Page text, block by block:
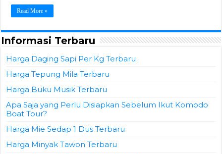
Read More »
Informasi Terbaru
Harga Daging Sapi Per Kg Terbaru
Harga Tepung Mila Terbaru
Harga Buku Musik Terbaru
Apa Saja yang Perlu Disiapkan Sebelum Ikut Komodo
Boat Tour?
Harga Mie Sedap 1 Dus Terbaru
Harga Minyak Tawon Terbaru